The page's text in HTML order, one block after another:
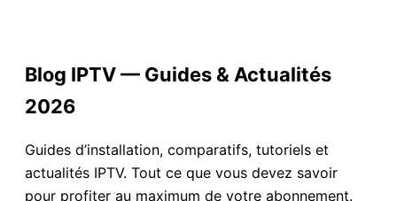
Blog IPTV — Guides & Actualités
2026
Guides d’installation, comparatifs, tutoriels et
actualités IPTV. Tout ce que vous devez savoir
pour profiter au maximum de votre abonnement.